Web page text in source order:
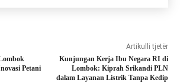
Petani
Artikulli tjetër
Kunjungan Kerja Ibu Negara RI di
Lombok: Kiprah Srikandi PLN
dalam Layanan Listrik Tanpa Kedip